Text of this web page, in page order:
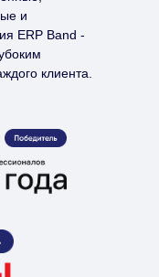
и
ERP Band -
клиента.